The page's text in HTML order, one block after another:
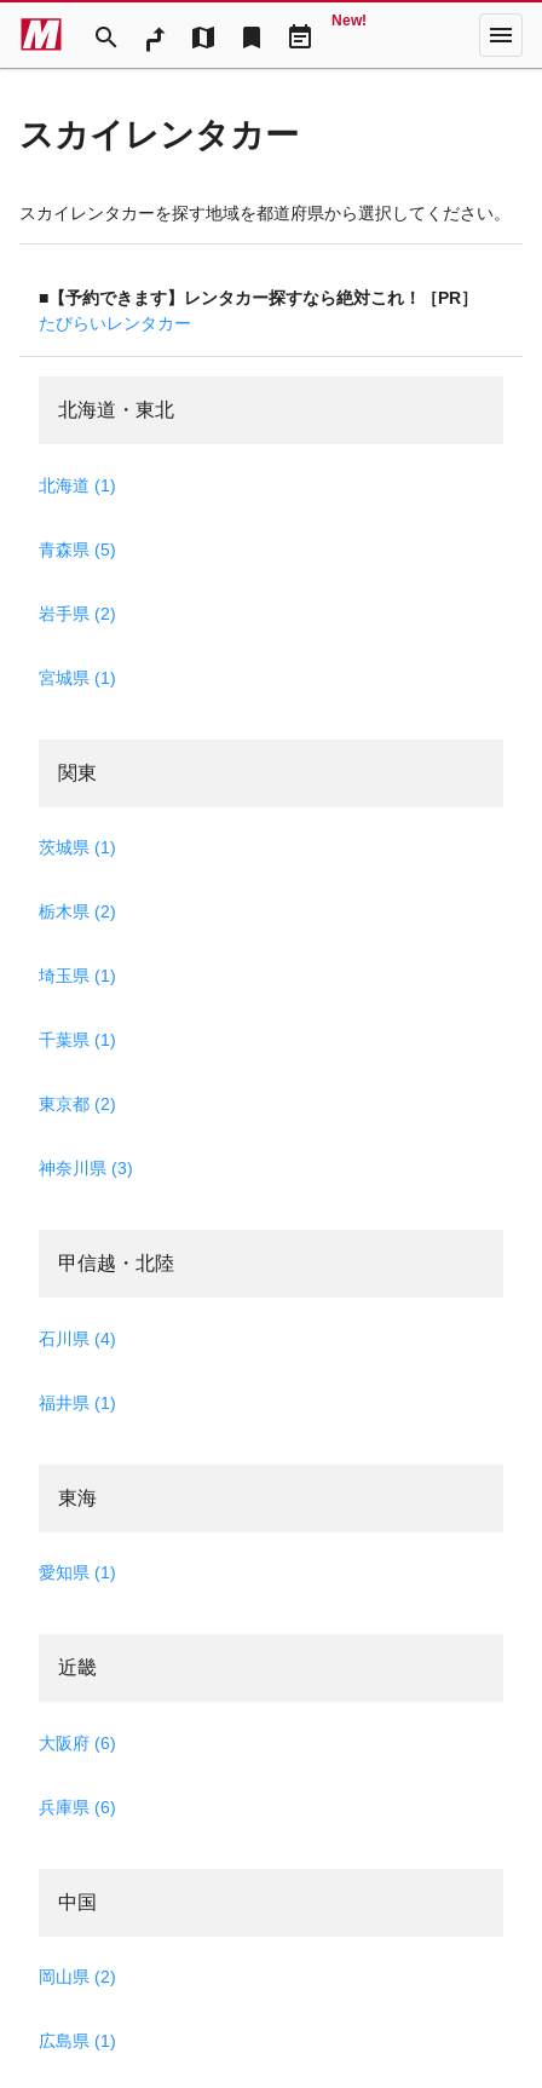
search map bookmark event_note
New! menu
スカイレンタカー
スカイレンタカーを探す地域を都道府県から選択してください。
■【予約できます】レンタカー探すなら絶対これ！［PR］
たびらいレンタカー
北海道・東北
北海道 (1)
青森県 (5)
岩手県 (2)
宮城県 (1)
関東
茨城県 (1)
栃木県 (2)
埼玉県 (1)
千葉県 (1)
東京都 (2)
神奈川県 (3)
甲信越・北陸
石川県 (4)
福井県 (1)
東海
愛知県 (1)
近畿
大阪府 (6)
兵庫県 (6)
中国
岡山県 (2)
広島県 (1)